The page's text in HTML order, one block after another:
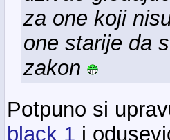
za one koji
one starije da
zakon
Potpuno si
black 1 i